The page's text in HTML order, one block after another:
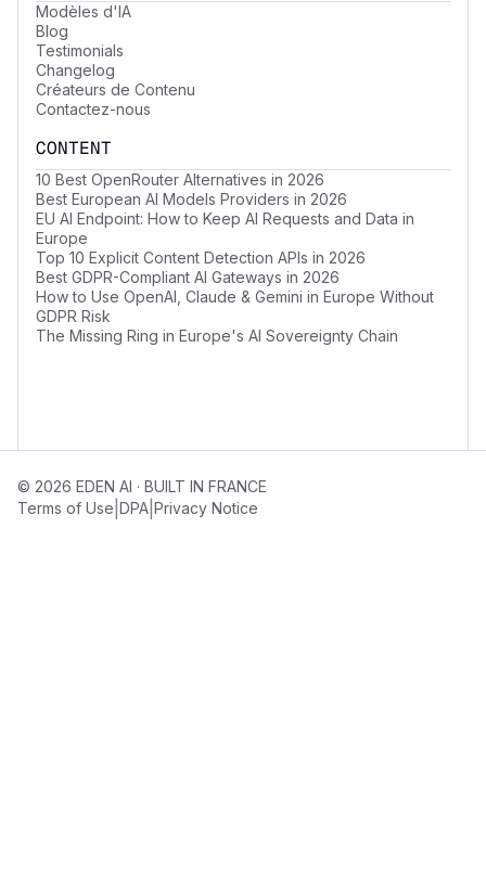
Modèles d'IA
Blog
Testimonials
Changelog
Créateurs de Contenu
Contactez-nous
CONTENT
10 Best OpenRouter Alternatives in 2026
Best European AI Models Providers in 2026
EU AI Endpoint: How to Keep AI Requests and Data in
Europe
Top 10 Explicit Content Detection APIs in 2026
Best GDPR-Compliant AI Gateways in 2026
How to Use OpenAI, Claude & Gemini in Europe Without
GDPR Risk
The Missing Ring in Europe's AI Sovereignty Chain
© 2026 EDEN AI · BUILT IN FRANCE
Terms of Use DPA Privacy Notice